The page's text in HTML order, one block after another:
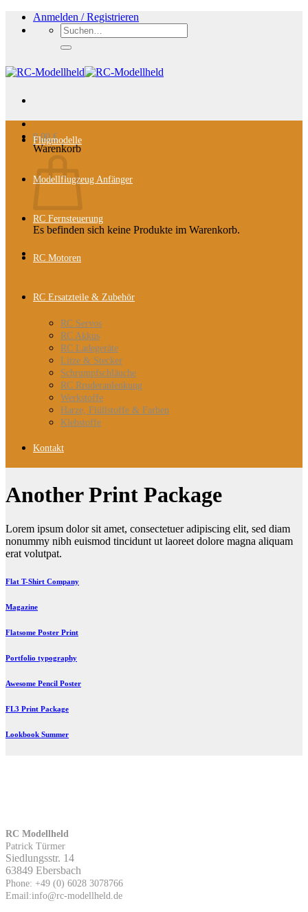
Zum
Inhalt
Anmelden / Registrieren
Suchen
nach:
0,00€
Warenkorb
Es befinden sich keine Produkte im Warenkorb.
Flugmodelle
Modellflugzeug Anfänger
RC Fernsteuerung
RC Motoren
RC Ersatzteile & Zubehör
RC Servos
RC Akkus
RC Ladegeräte
Litze & Stecker
Schrumpfschläuche
RC Rruderanlenkung
Werkstoffe
Harze, Flüllstoffe & Farben
Klebstoffe
Kontakt
Another Print Package
Lorem ipsum dolor sit amet, consectetuer adipiscing elit, sed diam
nonummy nibh euismod tincidunt ut laoreet dolore magna aliquam
erat volutpat.
Flat T-Shirt Company
Magazine
Flatsome Poster Print
Portfolio typography
Awesome Pencil Poster
FL3 Print Package
Lookbook Summer
RC Modellheld
Patrick Türmer
Siedlungsstr. 14
63849 Ebersbach
Phone: +49 (0) 6028 3078766
Email:info@rc-modellheld.de